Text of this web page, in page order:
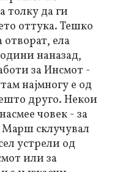
толку да ги
оттука. Тешко
отворат, ела
наназад,
за Инсмот -
најмногу е од
друго. Некои
човек - за
Марш склучувал
устрели од
или за